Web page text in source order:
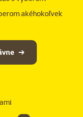
akéhokoľvek